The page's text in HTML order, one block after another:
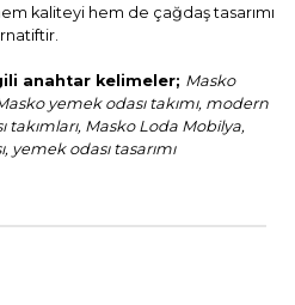
kaliteyi hem de çağdaş tasarımı
anahtar kelimeler; Masko
yemek odası takımı, modern
takımları, Masko Loda Mobilya,
yemek odası tasarımı